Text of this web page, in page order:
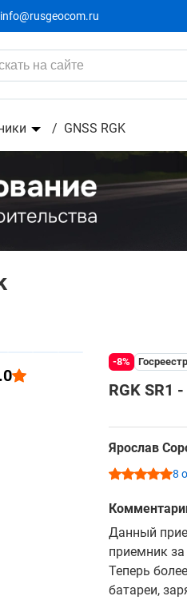
info@rusgeocom.ru
GNSS RGK
-8% Госреестр
RGK SR1
Ярослав
8
Данный
приемник за
Теперь
батареи,